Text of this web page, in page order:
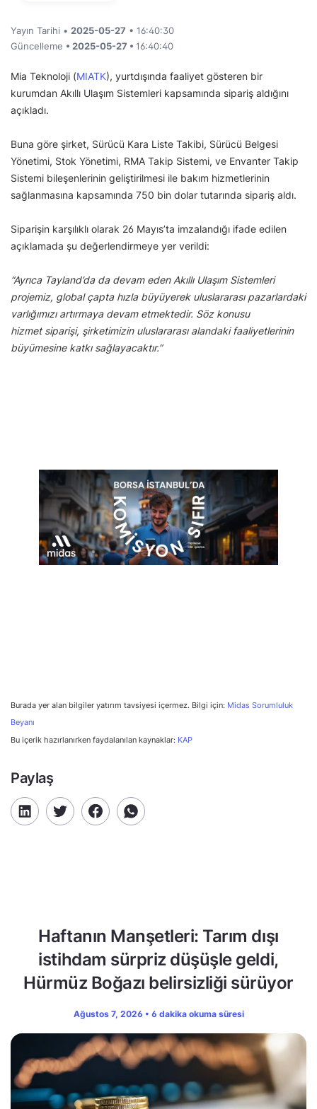
Yayın Tarihi • 2025-05-27 • 16:40:30
Güncelleme • 2025-05-27 • 16:40:40
Mia Teknoloji (MIATK), yurtdışında faaliyet gösteren bir
kurumdan Akıllı Ulaşım Sistemleri kapsamında sipariş aldığını
açıkladı.
Buna göre şirket, Sürücü Kara Liste Takibi, Sürücü Belgesi
Yönetimi, Stok Yönetimi, RMA Takip Sistemi, ve Envanter Takip
Sistemi bileşenlerinin geliştirilmesi ile bakım hizmetlerinin
sağlanmasına kapsamında 750 bin dolar tutarında sipariş aldı.
Siparişin karşılıklı olarak 26 Mayıs’ta imzalandığı ifade edilen
açıklamada şu değerlendirmeye yer verildi:
“Ayrıca Tayland’da da devam eden Akıllı Ulaşım Sistemleri
projemiz, global çapta hızla büyüyerek uluslararası pazarlardaki
varlığımızı artırmaya devam etmektedir. Söz konusu
hizmet siparişi, şirketimizin uluslararası alandaki faaliyetlerinin
büyümesine katkı sağlayacaktır.”
Burada yer alan bilgiler yatırım tavsiyesi içermez. Bilgi için: Midas Sorumluluk
Beyanı
Bu içerik hazırlanırken faydalanılan kaynaklar: KAP
Paylaş
Haftanın Manşetleri: Tarım dışı
istihdam sürpriz düşüşle geldi,
Hürmüz Boğazı belirsizliği sürüyor
Ağustos 7, 2026 • 6 dakika okuma süresi